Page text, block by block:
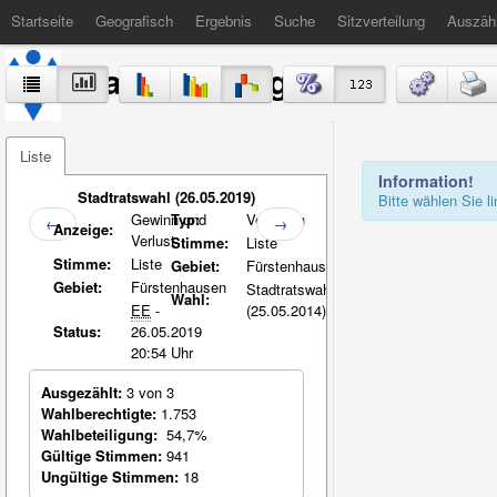
Startseite Geografisch Ergebnis Suche Sitzverteilung
Stadt Völklingen
Liste
Stadtratswahl (26.05.2019)
←Anzeige:
Gewinn und
Verlust
Stimme:
Liste
Gebiet:
Fürstenhausen
Status:
EE -
26.05.2019
20:54 Uhr
Typ:
Vergleich
Stimme:
Liste
Gebiet:
Fürstenhausen
Wahl:
Stadtratswahl
(25.05.2014)
→
Ausgezählt: 3 von 3
Wahlberechtigte: 1.753
Wahlbeteiligung: 54,7%
Gültige Stimmen: 941
Ungültige Stimmen: 18
Information!
Bitte wählen Sie